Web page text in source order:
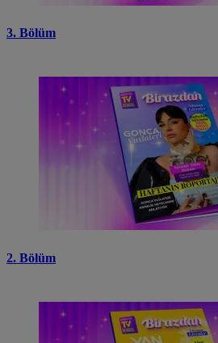
3. Bölüm
2. Bölüm